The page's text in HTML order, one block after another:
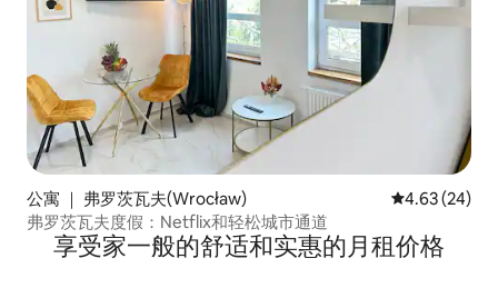
公寓 ｜ 弗罗茨瓦夫(Wrocław) 平均评分
4.63 (24)
弗罗茨瓦夫度假：Netflix和轻松城市通道
享受家一般的舒适和实惠的月租价格